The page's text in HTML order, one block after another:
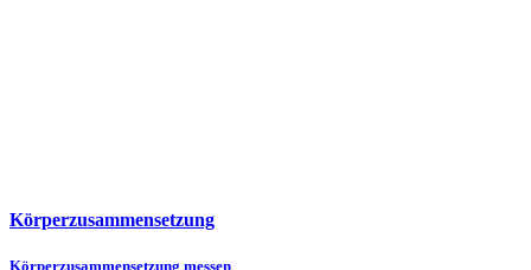
Körperzusammensetzung
Körperzusammensetzung messen